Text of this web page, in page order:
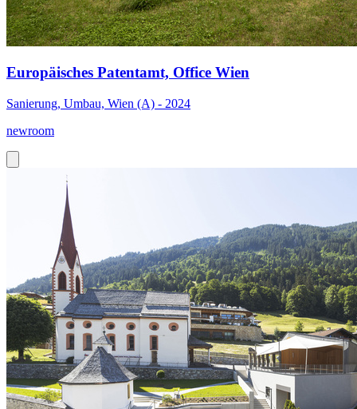
Europäisches Patentamt, Office Wien
Sanierung, Umbau, Wien (A) - 2024
newroom